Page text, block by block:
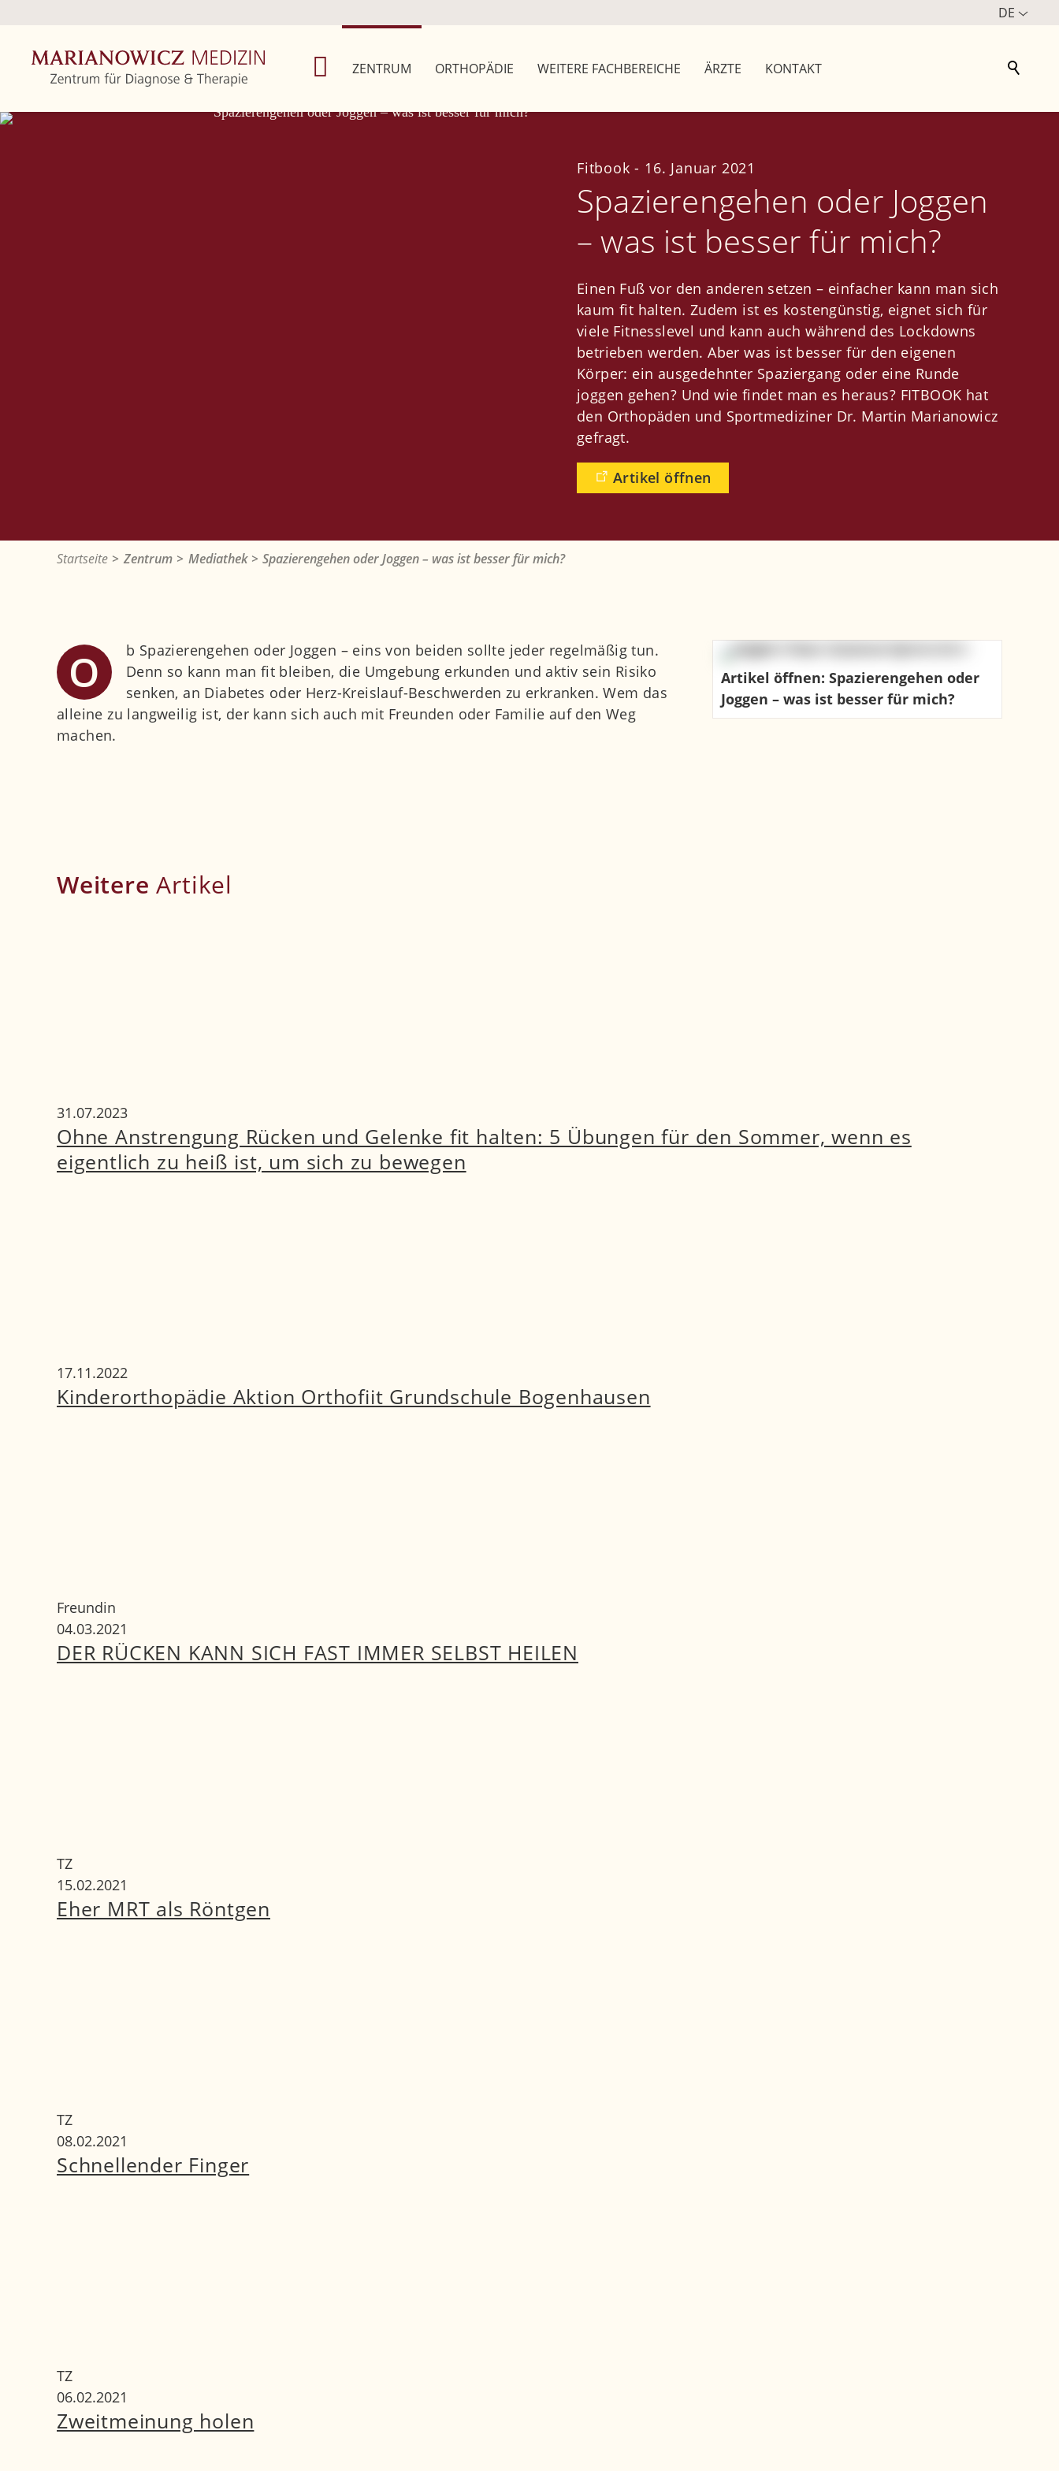
DE
ZENTRUM ORTHOPÄDIE WEITERE FACHBEREICHE ÄRZTE KONTAKT
Fitbook - 16. Januar 2021
Spazierengehen oder Joggen
– was ist besser für mich?
Einen Fuß vor den anderen setzen – einfacher kann man sich
kaum fit halten. Zudem ist es kostengünstig, eignet sich für
viele Fitnesslevel und kann auch während des Lockdowns
betrieben werden. Aber was ist besser für den eigenen
Körper: ein ausgedehnter Spaziergang oder eine Runde
joggen gehen? Und wie findet man es heraus? FITBOOK hat
den Orthopäden und Sportmediziner Dr. Martin Marianowicz
gefragt.
Artikel öffnen
Startseite Zentrum Mediathek Spazierengehen oder Joggen – was ist besser für mich?
O
b Spazierengehen oder Joggen – eins von beiden sollte jeder regelmäßig tun.
Denn so kann man fit bleiben, die Umgebung erkunden und aktiv sein Risiko
senken, an Diabetes oder Herz-Kreislauf-Beschwerden zu erkranken. Wem das
alleine zu langweilig ist, der kann sich auch mit Freunden oder Familie auf den Weg
machen.
Artikel öffnen: Spazierengehen oder
Joggen – was ist besser für mich?
Weitere Artikel
31.07.2023
Ohne Anstrengung Rücken und Gelenke fit halten: 5 Übungen für den Sommer, wenn es
eigentlich zu heiß ist, um sich zu bewegen
17.11.2022
Kinderorthopädie Aktion Orthofiit Grundschule Bogenhausen
Freundin
04.03.2021
DER RÜCKEN KANN SICH FAST IMMER SELBST HEILEN
TZ
15.02.2021
Eher MRT als Röntgen
TZ
08.02.2021
Schnellender Finger
TZ
06.02.2021
Zweitmeinung holen